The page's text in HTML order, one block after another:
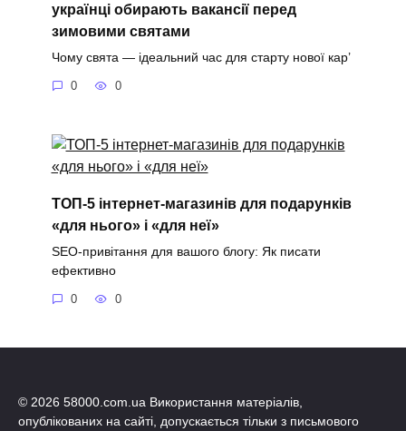
українці обирають вакансії перед
зимовими святами
Чому свята — ідеальний час для старту нової кар’
0 0
ТОП-5 інтернет-магазинів для подарунків
«для нього» і «для неї»
SEO-привітання для вашого блогу: Як писати
ефективно
0 0
© 2026 58000.com.ua Використання матеріалів,
опублікованих на сайті, допускається тільки з письмового